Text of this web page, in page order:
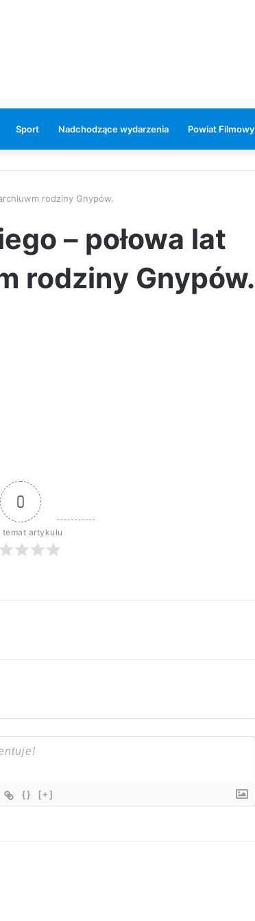
Sport Nadchodzące wydarzenia Powiat Filmowy
rodziny Gnypów.
– połowa lat
rodziny Gnypów.
0
temat artykułu
{} [+]